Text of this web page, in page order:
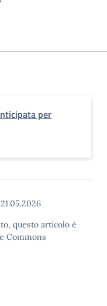
per
21.05.2026
questo articolo è
Commons